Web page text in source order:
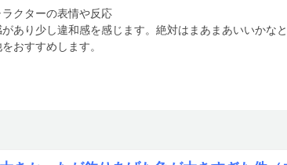
クターの表情や反応
あり少し違和感を感じます。絶対はまあまあいいかな
おすすめします。